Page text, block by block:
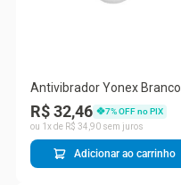
Antivibrador Yonex Branco
R$ 32,46 7% OFF no PIX
ou 1 x de R$ 34,90 sem juros
Adicionar ao carrinho